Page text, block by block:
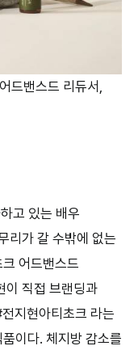
드밴스드 리듀서,
고 있는 배우
리가 갈 수밖에 없는
어드밴스드
이 직접 브랜딩과
지현아티초크 라는
이다. 체지방 감소를